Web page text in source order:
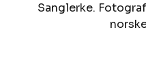
Sanglerke.